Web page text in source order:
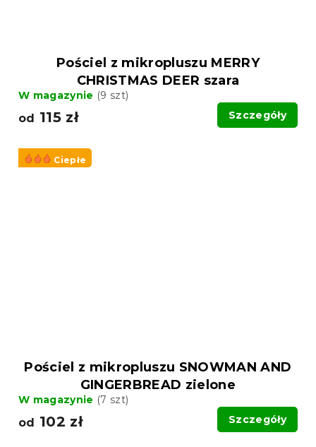
Pościel z mikropluszu MERRY
CHRISTMAS DEER szara
W magazynie (9 szt)
od 115 zł Szczegóły
Ciepłe
Pościel z mikropluszu SNOWMAN AND
GINGERBREAD zielone
W magazynie (7 szt)
od 102 zł Szczegóły